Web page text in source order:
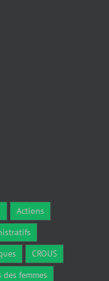
Actions
CROUS
des femmes